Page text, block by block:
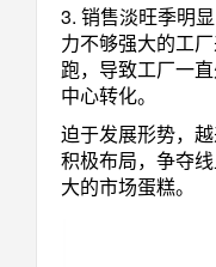
3. 销售淡旺季明
力不够强大的工
跑，导致工厂一
中心转化。
迫于发展形势，
积极布局，争夺
大的市场蛋糕。